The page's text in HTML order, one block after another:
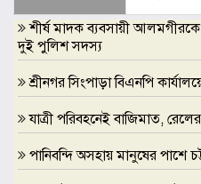
শীর্ষ মাদক ব্যবসায়ী
দুই পুলিশ সদস্য
শ্রীনগর সিংপাড়া বিএনপি
যাত্রী পরিবহনেই বাজিমাত,
পানিবন্দি অসহায় মানুষের পাশে